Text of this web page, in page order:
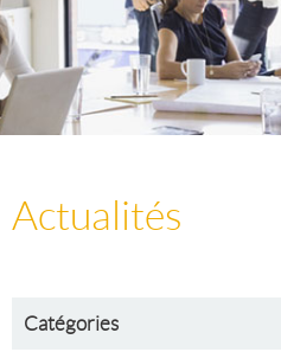
Actualités
Catégories